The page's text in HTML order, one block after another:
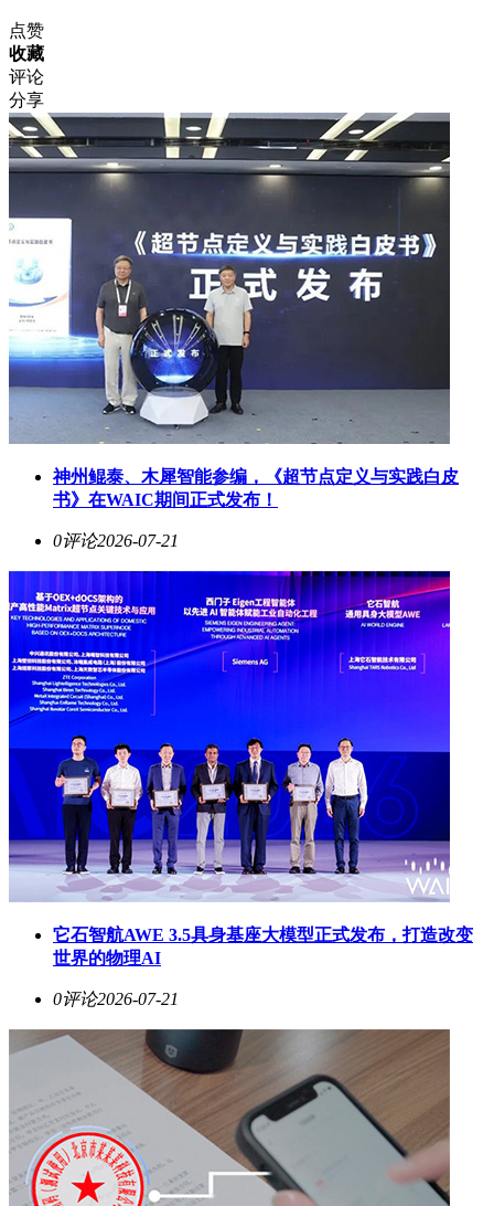
点赞
收藏
评论
分享
神州鲲泰、木犀智能参编，《超节点定义与实践白皮
书》在WAIC期间正式发布！
0评论2026-07-21
它石智航AWE 3.5具身基座大模型正式发布，打造改变
世界的物理AI
0评论2026-07-21